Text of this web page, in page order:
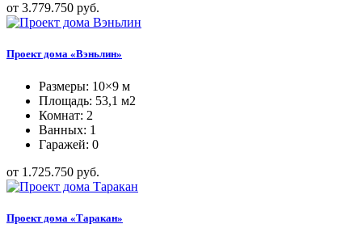
от 3.779.750 руб.
Проект дома «Вэньлин»
Размеры: 10×9 м
Площадь: 53,1 м2
Комнат: 2
Ванных: 1
Гаражей: 0
от 1.725.750 руб.
Проект дома «Таракан»